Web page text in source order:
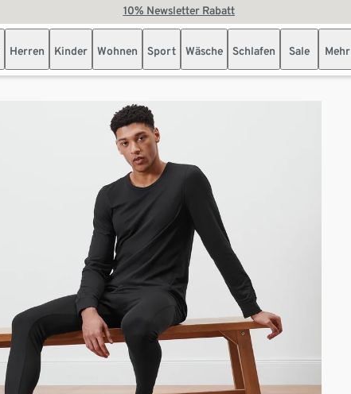
10% Newsletter Rabatt
Herren Kinder Wohnen Sport Wäsche Schlafen Sale Mehr